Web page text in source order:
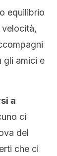
equilibrio
velocità,
gli amici e
a
ci
del
che ci